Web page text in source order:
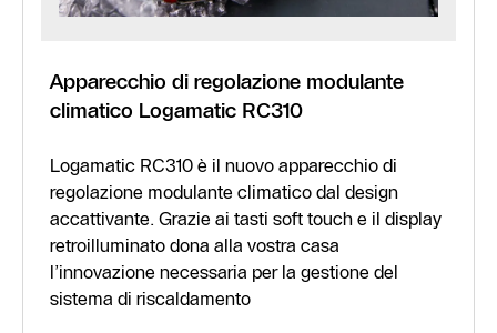
Apparecchio di regolazione modulante
climatico Logamatic RC310
Logamatic RC310 è il nuovo apparecchio di
regolazione modulante climatico dal design
accattivante. Grazie ai tasti soft touch e il display
retroilluminato dona alla vostra casa
l’innovazione necessaria per la gestione del
sistema di riscaldamento